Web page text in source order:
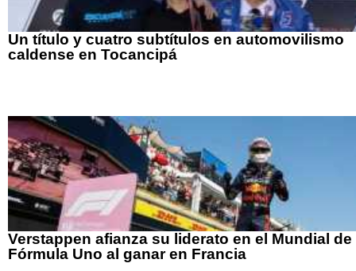
Un título y cuatro subtítulos en automovilismo
caldense en Tocancipá
Verstappen afianza su liderato en el Mundial de
Fórmula Uno al ganar en Francia